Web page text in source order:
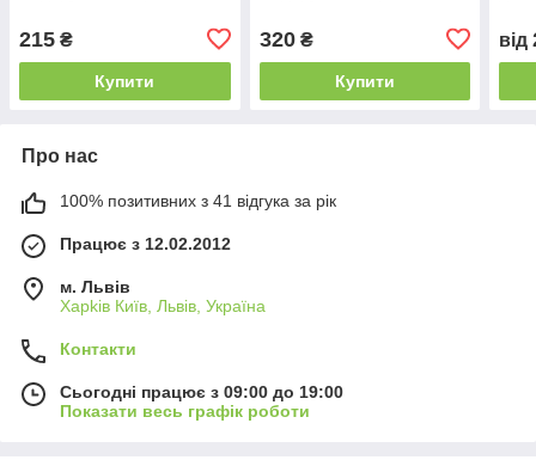
215 ₴
Купити
320₴
Купити
від
Про нас
100% позитивних з 41 відгука за рік
Працює з 12.02.2012
м. Львів
Харkiв Київ, Львів, Україна
Контакти
Сьогодні працює з 09:00 до 19:00
Показати весь графік роботи